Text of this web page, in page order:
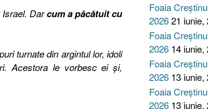
Darcum a păcătuit cu
turnate din argintul lor, idoli
Acestora le vorbesc ei şi,
Foaia
202621 iunie,
Foaia
2026 14 iunie,
Foaia
2026 13 iunie,
Foaia
2026 13 iunie,